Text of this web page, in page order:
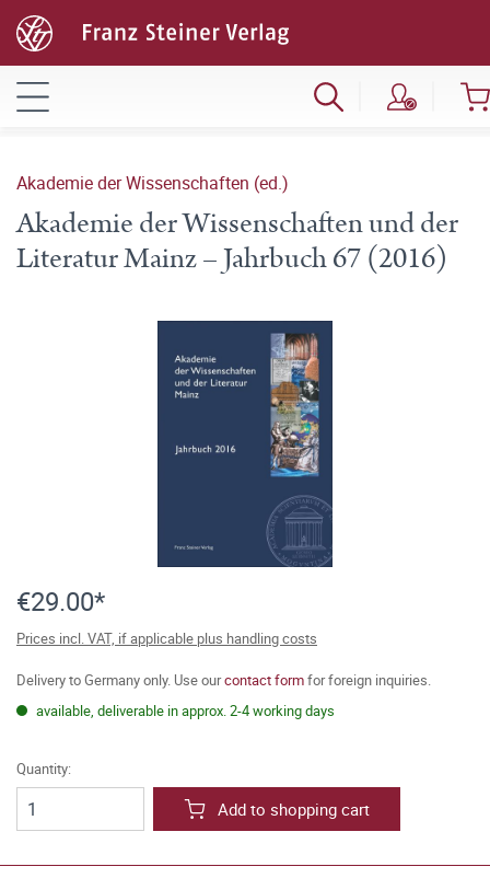
Akademie der Wissenschaften (ed.)
Akademie der Wissenschaften und der
Literatur Mainz – Jahrbuch 67 (2016)
€29.00*
Prices incl. VAT, if applicable plus handling costs
Delivery to Germany only. Use ourcontact formfor foreign inquiries.
available, deliverable in approx. 2-4 working days
Quantity:
Add to shopping cart